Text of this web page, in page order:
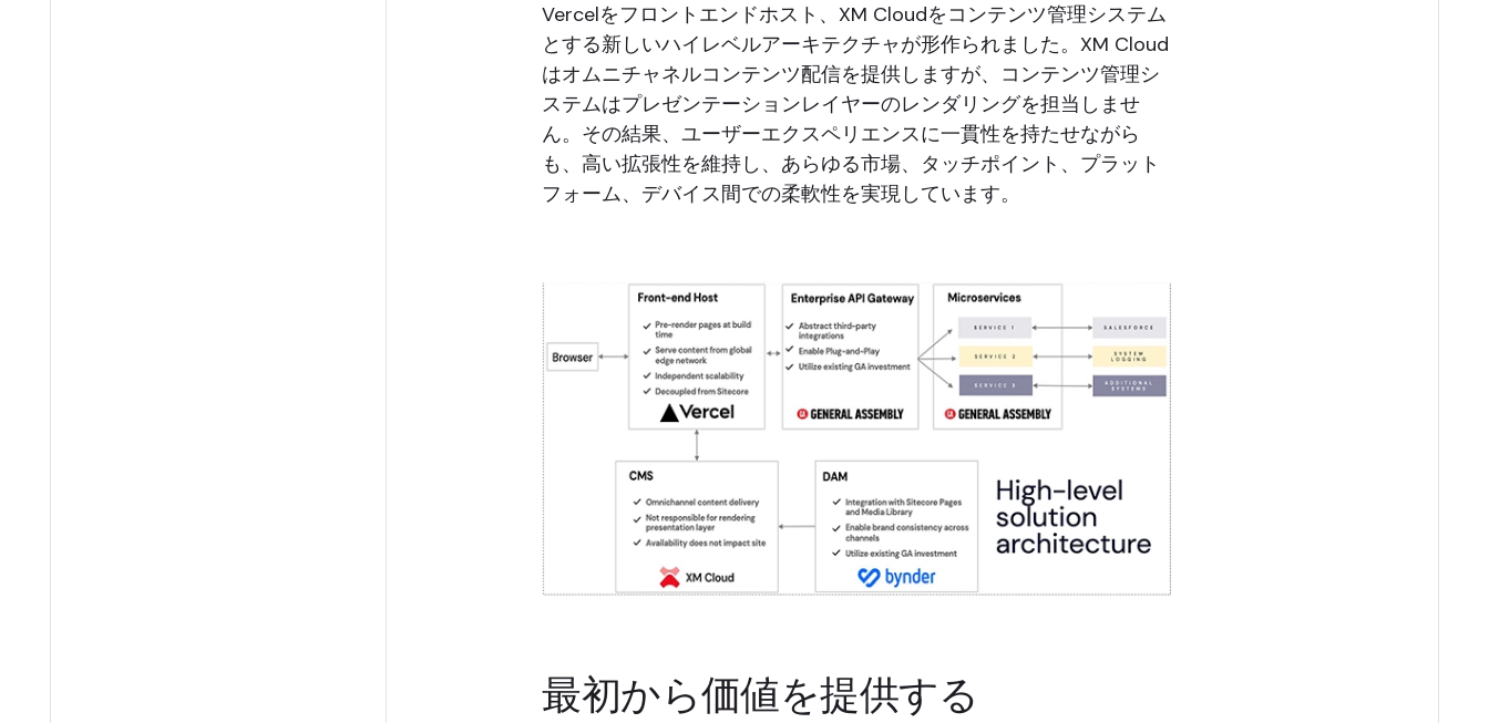
Vercelをフロントエンドホスト、XM Cloudをコンテンツ管理システム
とする新しいハイレベルアーキテクチャが形作られました。XM Cloud
はオムニチャネルコンテンツ配信を提供しますが、コンテンツ管理シ
ステムはプレゼンテーションレイヤーのレンダリングを担当しませ
ん。その結果、ユーザーエクスペリエンスに一貫性を持たせながら
も、高い拡張性を維持し、あらゆる市場、タッチポイント、プラット
フォーム、デバイス間での柔軟性を実現しています。
最初から価値を提供する